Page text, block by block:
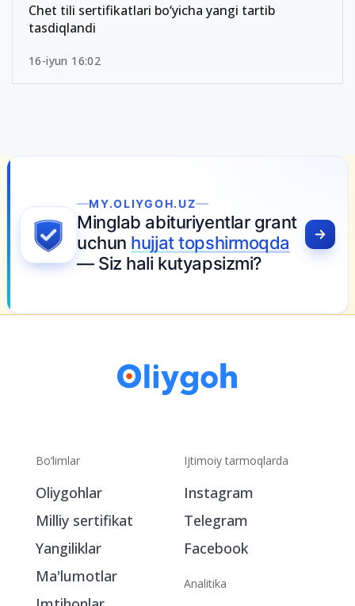
Chet tili sertifikatlari bo‘yicha yangi tartib
tasdiqlandi
16-iyun 16:02
MY.OLIYGOH.UZ
Minglab abituriyentlar grant
uchun hujjat topshirmoqda
— Siz hali kutyapsizmi?
Bo‘limlar
Oliygohlar
Ijtimoiy tarmoqlarda
Telegram